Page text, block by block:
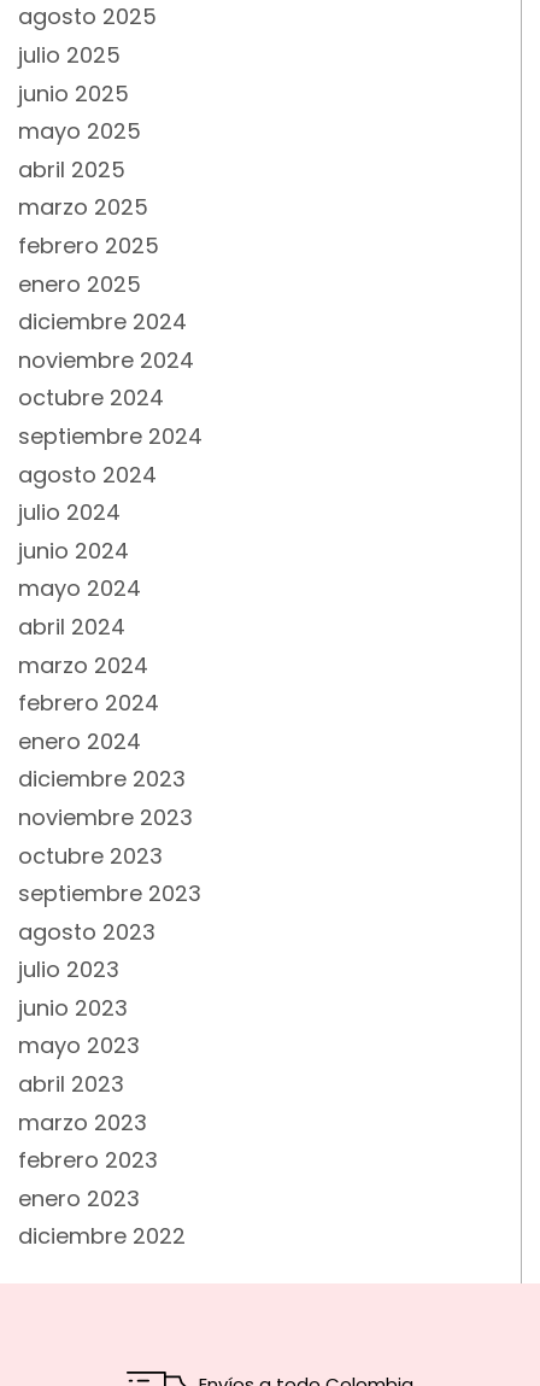
agosto 2025
julio 2025
junio 2025
mayo 2025
abril 2025
marzo 2025
febrero 2025
enero 2025
diciembre 2024
noviembre 2024
octubre 2024
septiembre 2024
agosto 2024
julio 2024
junio 2024
mayo 2024
abril 2024
marzo 2024
febrero 2024
enero 2024
diciembre 2023
noviembre 2023
octubre 2023
septiembre 2023
agosto 2023
julio 2023
junio 2023
mayo 2023
abril 2023
marzo 2023
febrero 2023
enero 2023
diciembre 2022